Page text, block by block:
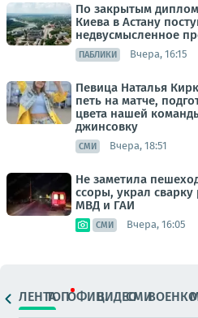
По закрытым
Киева в Астану
недвусмысленное
ПАБЛИКИ Вчера, 16:15
Певица Наталья
петь на матче,
цвета нашей
джинсовку
СМИ Вчера, 18:51
Не заметила
ссоры, украл
МВД и ГАИ
СМИ Вчера, 16:05
ЛЕНТАТОПОФИЦ.ВИДЕОСМИ